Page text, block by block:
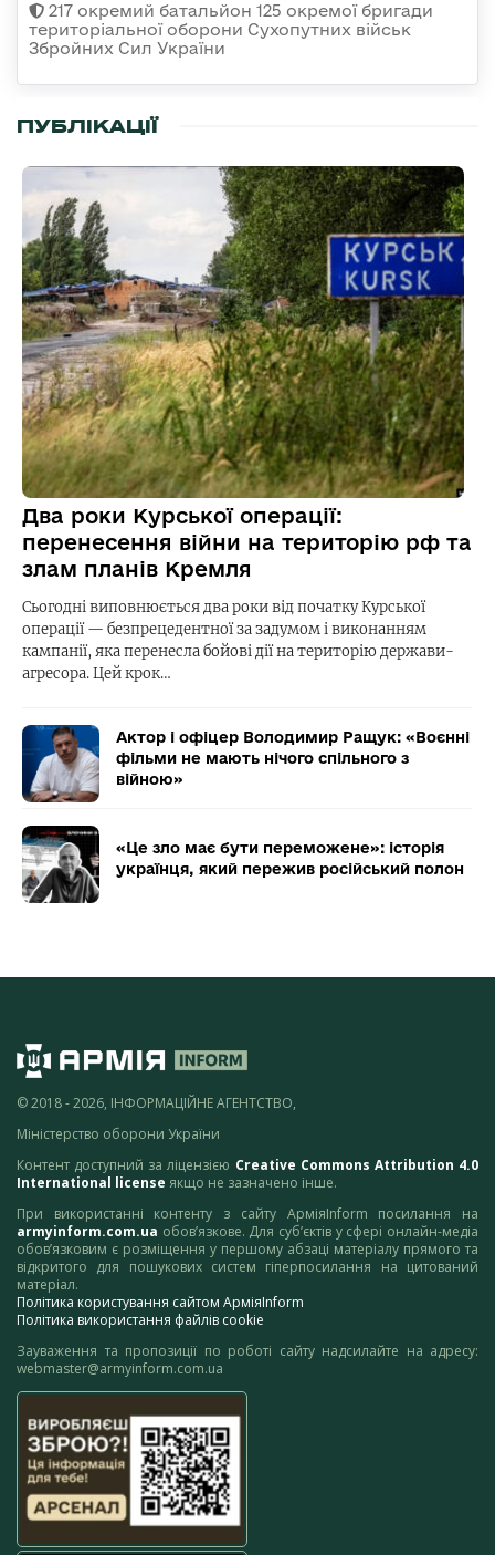
217 окремий батальйон 125 окремої бригади
територіальної оборони Сухопутних військ
Збройних Сил України
ПУБЛІКАЦІЇ
Два роки Курської операції:
перенесення війни на територію рф та
злам планів Кремля
Сьогодні виповнюється два роки від початку Курської
операції — безпрецедентної за задумом і виконанням
кампанії, яка перенесла бойові дії на територію держави-
агресора. Цей крок…
Актор і офіцер Володимир Ращук: «Воєнні
фільми не мають нічого спільного з
війною»
«Це зло має бути переможене»: історія
українця, який пережив російський полон
© 2018 - 2026, ІНФОРМАЦІЙНЕ АГЕНТСТВО,
Міністерство оборони України
Контент доступний за ліцензією Creative Commons Attribution 4.0
International license якщо не зазначено інше.
При використанні контенту з сайту АрміяInform посилання на
armyinform.com.ua обов’язкове. Для суб’єктів у сфері онлайн-медіа
обов’язковим є розміщення у першому абзаці матеріалу прямого та
відкритого для пошукових систем гіперпосилання на цитований
матеріал.
Політика користування сайтом АрміяInform
Політика використання файлів cookie
Зауваження та пропозиції по роботі сайту надсилайте на адресу:
webmaster@armyinform.com.ua